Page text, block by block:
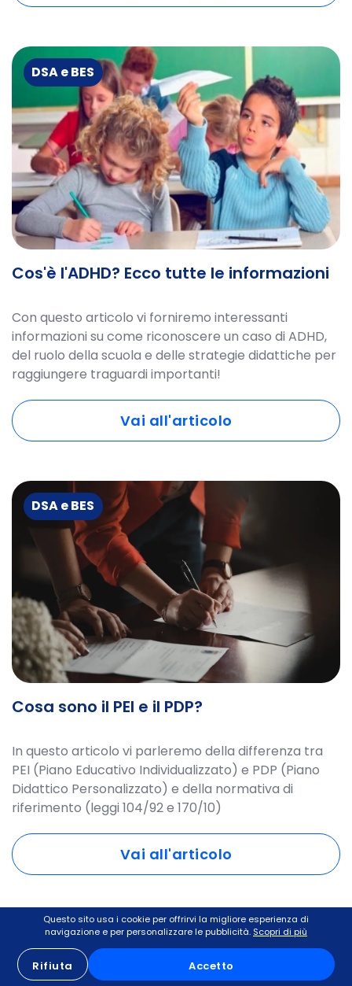
DSA e BES
Cos'è l'ADHD? Ecco tutte le informazioni
Con questo articolo vi forniremo interessanti
informazioni su come riconoscere un caso di ADHD,
del ruolo della scuola e delle strategie didattiche per
raggiungere traguardi importanti!
Vai all'articolo
DSA e BES
Cosa sono il PEI e il PDP?
In questo articolo vi parleremo della differenza tra
PEI (Piano Educativo Individualizzato) e PDP (Piano
Didattico Personalizzato) e della normativa di
riferimento (leggi 104/92 e 170/10)
Vai all'articolo
DSA e BES
Questo sito usa i cookie per offrirvi la migliore esperienza di
navigazione e per personalizzare le pubblicità. Scopri di più
Rifiuta Accetto